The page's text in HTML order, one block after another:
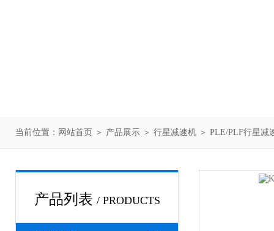
当前位置： 网站首页 ＞ 产品展示 ＞ 行星减速机 ＞ PLE/PLF行星减
产品列表 / PRODUCTS